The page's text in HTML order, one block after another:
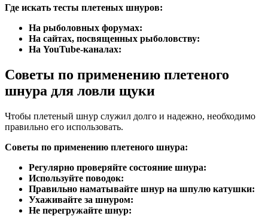
Где искать тесты плетеных шнуров:
На рыболовных форумах:
На сайтах, посвященных рыболовству:
На YouTube-каналах:
Советы по применению плетеного
шнура для ловли щуки
Чтобы плетеный шнур служил долго и надежно, необходимо
правильно его использовать.
Советы по применению плетеного шнура:
Регулярно проверяйте состояние шнура:
Используйте поводок:
Правильно наматывайте шнур на шпулю катушки:
Ухаживайте за шнуром:
Не перегружайте шнур: